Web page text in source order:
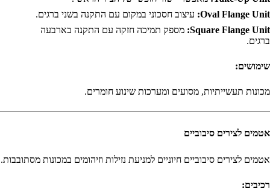
Oval Flange Unit: עיצוב חסכוני במקום עם התקנה בשני ברגים.
Square Flange Unit: מספק תמיכה חזקה עם התקנה בארבעה
ברגים.
שימושים:
מכונות תעשייתיות, מסועים ומערכות שינוע חומרים.
אטמים לצירים סיבוביים
אטמים לצירים סיבוביים חיוניים למניעת נזילות וזיהומים במכונות מסתובבות.
רכיבים: